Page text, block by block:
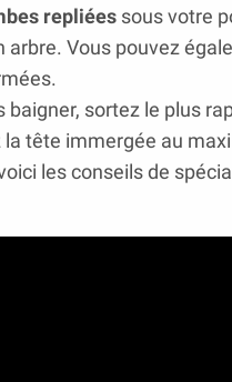
repliées sous votre
arbre. Vous pouvez
baigner, sortez le plus
la tête immergée au
les conseils de